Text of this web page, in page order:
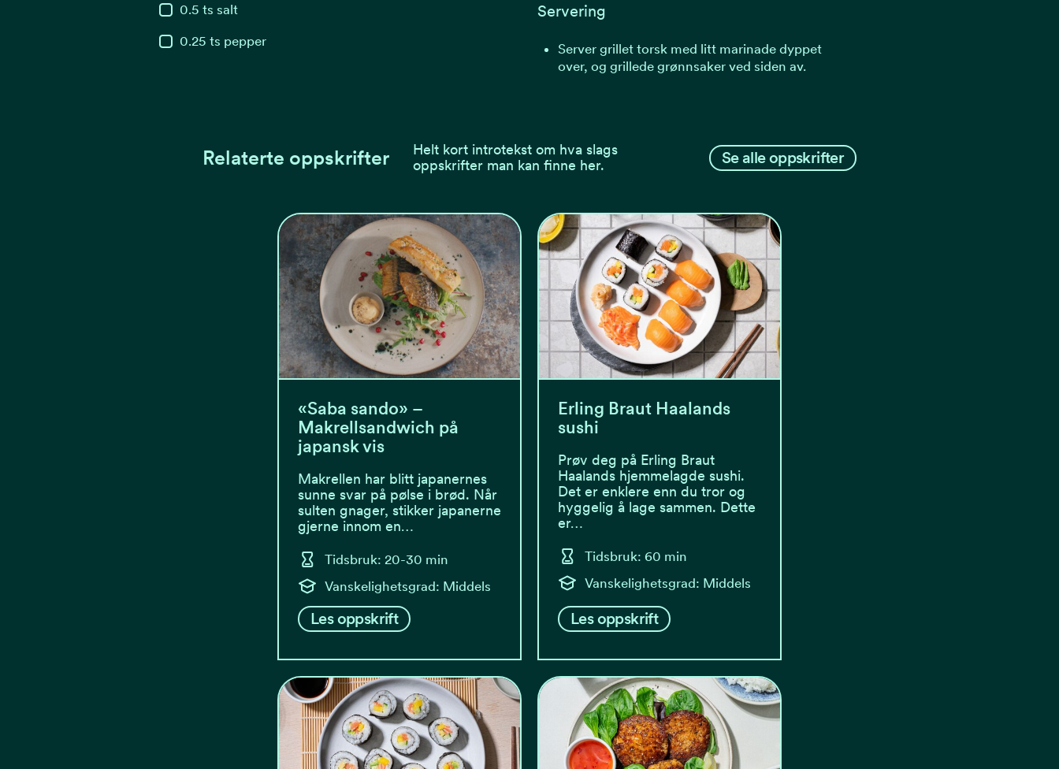
0.5 ts salt
0.25 ts pepper
Servering
Server grillet torsk med litt marinade dyppet
over, og grillede grønnsaker ved siden av.
Relaterte oppskrifter
Helt kort introtekst om hva slags
oppskrifter man kan finne her.
Se alle oppskrifter
«Saba sando» –
Makrellsandwich på
japansk vis
Makrellen har blitt japanernes
sunne svar på pølse i brød. Når
sulten gnager, stikker japanerne
gjerne innom en…
Tidsbruk: 20-30 min
Vanskelighetsgrad: Middels
Les oppskrift
Erling Braut Haalands
sushi
Prøv deg på Erling Braut
Haalands hjemmelagde sushi.
Det er enklere enn du tror og
hyggelig å lage sammen. Dette
er…
Tidsbruk: 60 min
Vanskelighetsgrad: Middels
Les oppskrift